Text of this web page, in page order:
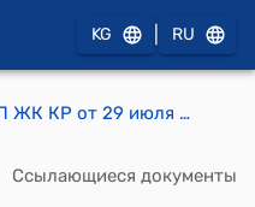
KG RU
Постановление СНП ЖК КР от 29 июля 1995 года П N 134-1 "О ратификации Конвенции о Межпарламентской Ассамблее государств - участников Содружества Независимых Государств"
Ссылающиеся документы